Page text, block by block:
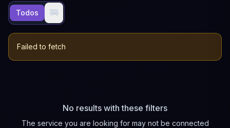
Todos 🚐
Failed to fetch
No results with these filters
The service you are looking for may not be connected